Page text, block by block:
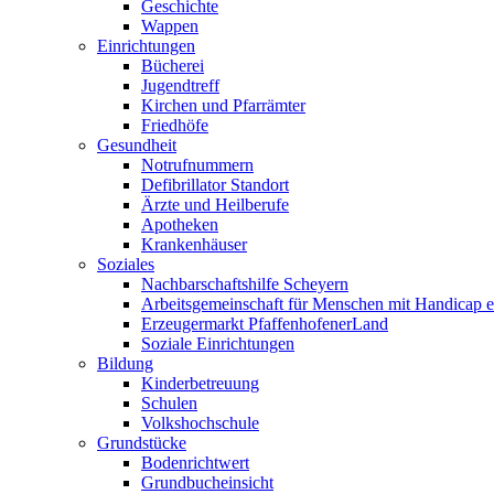
Geschichte
Wappen
Einrichtungen
Bücherei
Jugendtreff
Kirchen und Pfarrämter
Friedhöfe
Gesundheit
Notrufnummern
Defibrillator Standort
Ärzte und Heilberufe
Apotheken
Krankenhäuser
Soziales
Nachbarschaftshilfe Scheyern
Arbeitsgemeinschaft für Menschen mit Handicap
Erzeugermarkt PfaffenhofenerLand
Soziale Einrichtungen
Bildung
Kinderbetreuung
Schulen
Volkshochschule
Grundstücke
Bodenrichtwert
Grundbucheinsicht